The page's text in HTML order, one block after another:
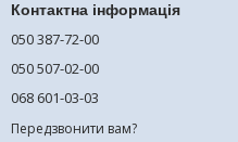
Контактна інформація
050 387-72-00
050 507-02-00
068 601-03-03
Передзвонити вам?